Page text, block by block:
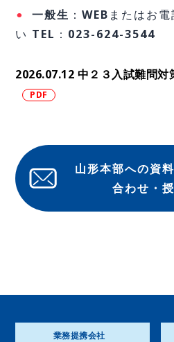
一般生 ：WEBまたはお
い TEL：023-624-3544
2026.07.12 中２３入試難問
山形本部への資
合わせ・
業務提携会社